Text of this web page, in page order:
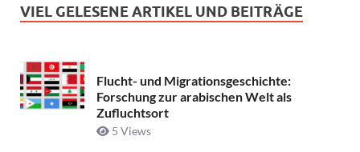
VIEL GELESENE ARTIKEL UND BEITRÄGE
Flucht- und Migrationsgeschichte:
Forschung zur arabischen Welt als
Zufluchtsort
5 Views